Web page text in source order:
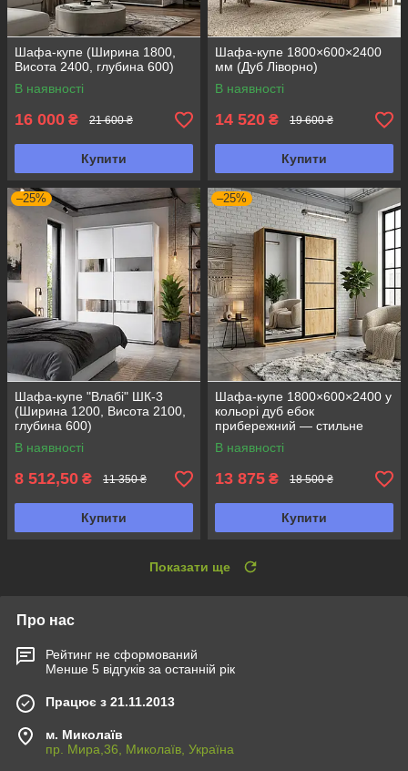
Шафа-купе (Ширина 1800,
Висота 2400, глубина 600)
В наявності
16 000 ₴ 21 600 ₴
Купити
Шафа-купе 1800×600×2400
мм (Дуб Ліворно)
В наявності
14 520 ₴ 19 600 ₴
Купити
–25%
Шафа-купе "Влабі" ШК-3
(Ширина 1200, Висота 2100,
глубина 600)
В наявності
8 512,50 ₴ 11 350 ₴
Купити
–25%
Шафа-купе 1800×600×2400 у
кольорі дуб ебок
прибережний — стильне
рішення для сучасного
інтер’єру
В наявності
13 875 ₴ 18 500 ₴
Купити
Показати ще
Про нас
Рейтинг не сформований
Менше 5 відгуків за останній рік
Працює з 21.11.2013
м. Миколаїв
пр. Мира,36, Миколаїв, Україна